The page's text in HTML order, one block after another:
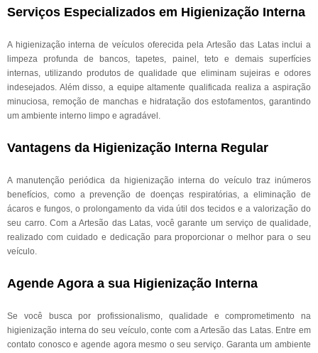
Serviços Especializados em Higienização Interna
A higienização interna de veículos oferecida pela Artesão das Latas inclui a
limpeza profunda de bancos, tapetes, painel, teto e demais superfícies
internas, utilizando produtos de qualidade que eliminam sujeiras e odores
indesejados. Além disso, a equipe altamente qualificada realiza a aspiração
minuciosa, remoção de manchas e hidratação dos estofamentos, garantindo
um ambiente interno limpo e agradável.
Vantagens da Higienização Interna Regular
A manutenção periódica da higienização interna do veículo traz inúmeros
benefícios, como a prevenção de doenças respiratórias, a eliminação de
ácaros e fungos, o prolongamento da vida útil dos tecidos e a valorização do
seu carro. Com a Artesão das Latas, você garante um serviço de qualidade,
realizado com cuidado e dedicação para proporcionar o melhor para o seu
veículo.
Agende Agora a sua Higienização Interna
Se você busca por profissionalismo, qualidade e comprometimento na
higienização interna do seu veículo, conte com a Artesão das Latas. Entre em
contato conosco e agende agora mesmo o seu serviço. Garanta um ambiente